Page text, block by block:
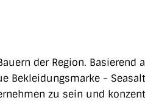
der Region. Basierend
Bekleidungsmarke -
zu sein und